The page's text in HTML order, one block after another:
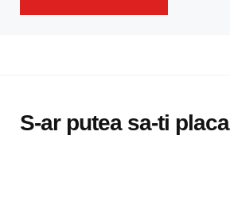
S-ar putea sa-ti placa